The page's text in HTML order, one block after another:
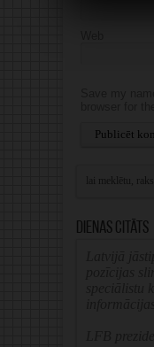
Dienas citāts